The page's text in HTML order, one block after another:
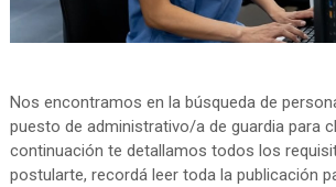
Nos encontramos en la búsqueda de
puesto de administrativo/a de guardia para
continuación te detallamos todos los
postularte, recordá leer toda la publicación